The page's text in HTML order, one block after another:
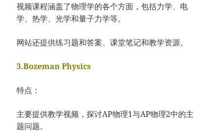
视频课程涵盖了物理学的各个方面，包括力学、电
学、热学、光学和量子力学等。
网站还提供练习题和答案、课堂笔记和教学资源。
3.Bozeman Physics
特点：
主要提供教学视频，探讨AP物理1与AP物理2中的主
题问题。